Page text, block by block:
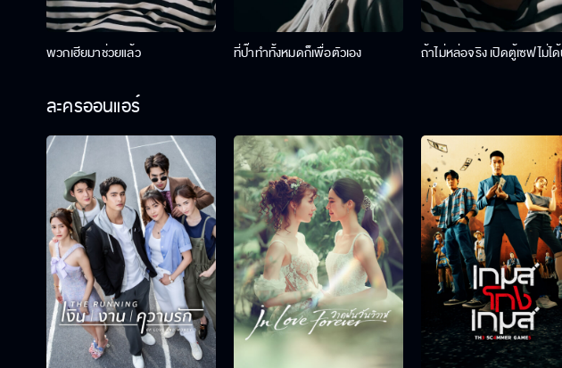
พวกเฮียมาช่วยแล้ว ที่ป๊าทำทั้งหมดก็เพื่อตัวเอง ถ้าไม่หล่อจริง เปิดตู้เซฟไม่ไ
ละครออนแอร์